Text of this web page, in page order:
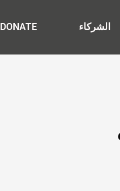
الشركاء DONATE